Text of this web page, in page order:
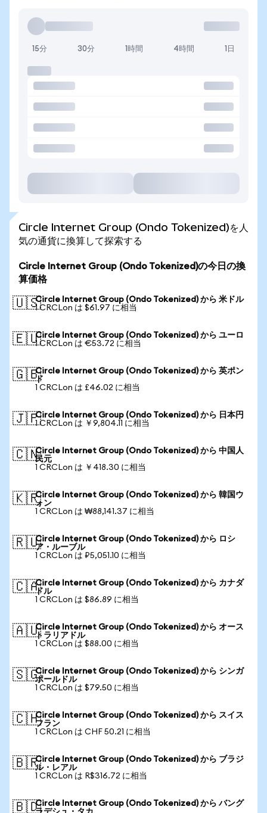
15分 30分 1時間 4時間 1日
Circle Internet Group (Ondo Tokenized)を人
気の通貨に換算して探索する
Circle Internet Group (Ondo Tokenized)の今日の換
算価格
🇺🇸Circle Internet Group (Ondo Tokenized) から 米ドル
1 CRCLon は $61.97 に相当
🇪🇺Circle Internet Group (Ondo Tokenized) から ユーロ
1 CRCLon は €53.72 に相当
🇬🇧Circle Internet Group (Ondo Tokenized) から 英ポン
ド
1 CRCLon は £46.02 に相当
🇯🇵Circle Internet Group (Ondo Tokenized) から 日本円
1 CRCLon は ￥9,804.11 に相当
🇨🇳Circle Internet Group (Ondo Tokenized) から 中国人
民元
1 CRCLon は ￥418.30 に相当
🇰🇷Circle Internet Group (Ondo Tokenized) から 韓国ウ
ォン
1 CRCLon は ₩88,141.37 に相当
🇷🇺Circle Internet Group (Ondo Tokenized) から ロシ
ア・ルーブル
1 CRCLon は ₽5,051.10 に相当
🇨🇦Circle Internet Group (Ondo Tokenized) から カナダ
ドル
1 CRCLon は $86.89 に相当
🇦🇺Circle Internet Group (Ondo Tokenized) から オース
トラリアドル
1 CRCLon は $88.00 に相当
🇸🇬Circle Internet Group (Ondo Tokenized) から シンガ
ポールドル
1 CRCLon は $79.50 に相当
🇨🇭Circle Internet Group (Ondo Tokenized) から スイス
フラン
1 CRCLon は CHF 50.21 に相当
🇧🇷Circle Internet Group (Ondo Tokenized) から ブラジ
ル・レアル
1 CRCLon は R$316.72 に相当
🇧🇩Circle Internet Group (Ondo Tokenized) から バング